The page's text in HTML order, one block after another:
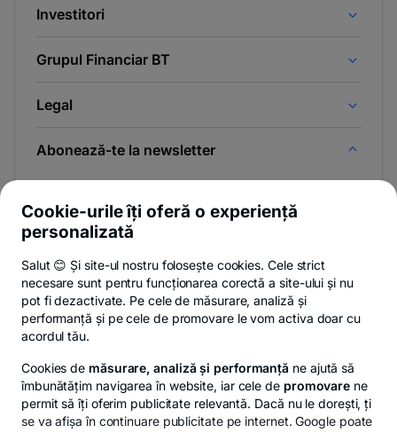
Investitori
Grupul Financiar BT
Legal
Abonează-te la newsletter
Poți renunța oricând,vezi detalii-
opens
in
a
.
Privacy Hub - opens in a new tab
Politica de confidențialitate- opens in a new
Politica de cookies
© Copyright 2026 Banca Transilvania. Toate drepturile
Cookie-urile îți oferă o experiență
personalizată
Salut 😊 Și site-ul nostru folosește cookies. Cele strict
necesare sunt pentru funcționarea corectă a site-ului și nu
pot fi dezactivate. Pe cele de măsurare, analiză și
performanță și pe cele de promovare le vom activa doar cu
acordul tău.
Cookies de măsurare, analiză și performanță ne ajută să
îmbunătățim navigarea în website, iar cele de promovare ne
permit să îți oferim publicitate relevantă. Dacă nu le dorești, ți
se va afișa în continuare publicitate pe internet. Google poate